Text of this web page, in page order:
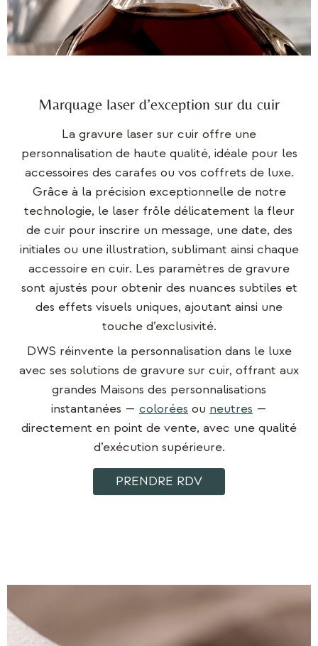
Marquage laser d’exception sur du cuir
La gravure laser sur cuir offre une
personnalisation de haute qualité, idéale pour les
accessoires des carafes ou vos coffrets de luxe.
Grâce à la précision exceptionnelle de notre
technologie, le laser frôle délicatement la fleur
de cuir pour inscrire un message, une date, des
initiales ou une illustration, sublimant ainsi chaque
accessoire en cuir. Les paramètres de gravure
sont ajustés pour obtenir des nuances subtiles et
des effets visuels uniques, ajoutant ainsi une
touche d’exclusivité.
DWS réinvente la personnalisation dans le luxe
avec ses solutions de gravure sur cuir, offrant aux
grandes Maisons des personnalisations
instantanées — colorées ou neutres —
directement en point de vente, avec une qualité
d’exécution supérieure.
PRENDRE RDV